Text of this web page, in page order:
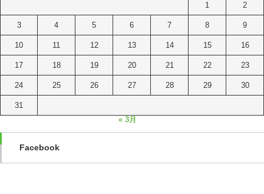
1 2
3 4 5 6 7 8 9
10 11 12 13 14 15 16
17 18 19 20 21 22 23
24 25 26 27 28 29 30
31
« 3月
Facebook